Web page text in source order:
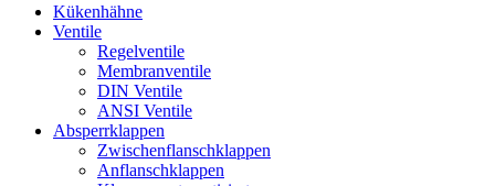
Kükenhähne
Ventile
Regelventile
Membranventile
DIN Ventile
ANSI Ventile
Absperrklappen
Zwischenflanschklappen
Anflanschklappen